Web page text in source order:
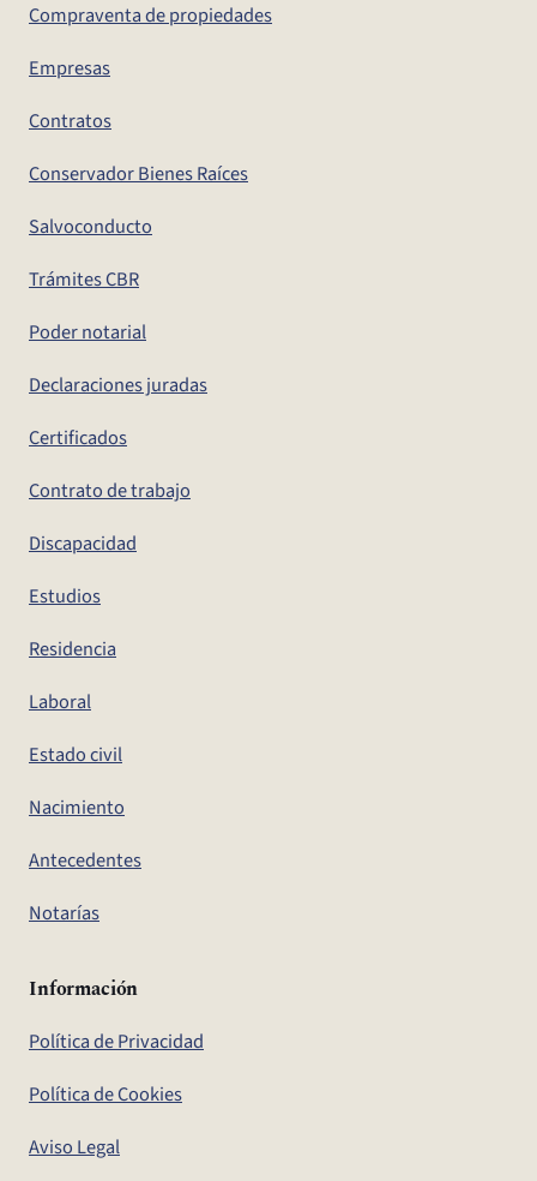
Compraventa de propiedades
Empresas
Contratos
Conservador Bienes Raíces
Salvoconducto
Trámites CBR
Poder notarial
Declaraciones juradas
Certificados
Contrato de trabajo
Discapacidad
Estudios
Residencia
Laboral
Estado civil
Nacimiento
Antecedentes
Notarías
Información
Política de Privacidad
Política de Cookies
Aviso Legal